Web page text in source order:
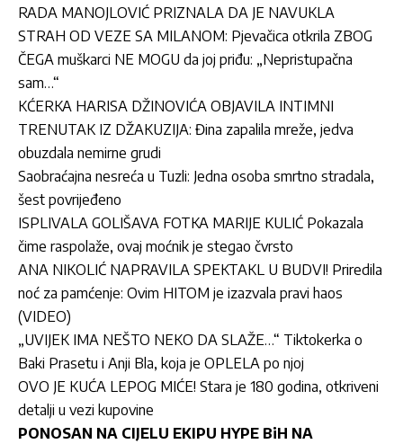
RADA MANOJLOVIĆ PRIZNALA DA JE NAVUKLA
STRAH OD VEZE SA MILANOM: Pjevačica otkrila ZBOG
ČEGA muškarci NE MOGU da joj priđu: „Nepristupačna
sam…“
KĆERKA HARISA DŽINOVIĆA OBJAVILA INTIMNI
TRENUTAK IZ DŽAKUZIJA: Đina zapalila mreže, jedva
obuzdala nemirne grudi
Saobraćajna nesreća u Tuzli: Jedna osoba smrtno stradala,
šest povrijeđeno
ISPLIVALA GOLIŠAVA FOTKA MARIJE KULIĆ Pokazala
čime raspolaže, ovaj moćnik je stegao čvrsto
ANA NIKOLIĆ NAPRAVILA SPEKTAKL U BUDVI! Priredila
noć za pamćenje: Ovim HITOM je izazvala pravi haos
(VIDEO)
„UVIJEK IMA NEŠTO NEKO DA SLAŽE…“ Tiktokerka o
Baki Prasetu i Anji Bla, koja je OPLELA po njoj
OVO JE KUĆA LEPOG MIĆE! Stara je 180 godina, otkriveni
detalji u vezi kupovine
PONOSAN NA CIJELU EKIPU HYPE BiH NA